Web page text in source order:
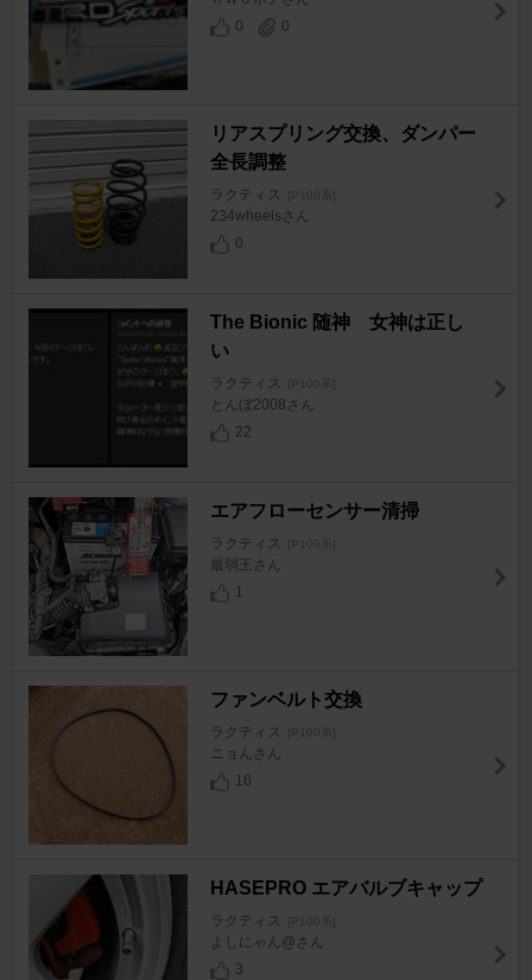
0
0
リアスプリング交換、ダンパー
全長調整
ラクティス [P100系]
234wheelsさん
0
The Bionic 随神 女神は正し
い
ラクティス [P100系]
とんぼ2008さん
22
エアフローセンサー清掃
ラクティス [P100系]
最弱王さん
1
ファンベルト交換
ラクティス [P100系]
ニョんさん
16
HASEPRO エアバルブキャップ
ラクティス [P100系]
よしにゃん@さん
3